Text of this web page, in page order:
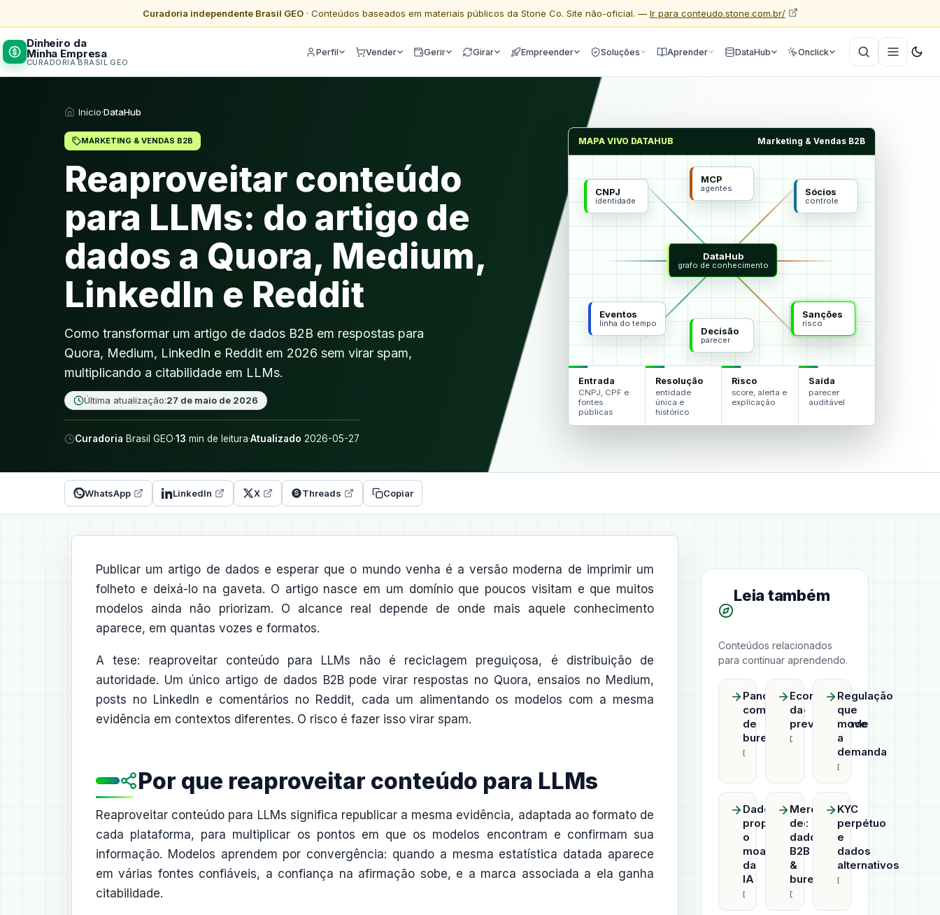
Curadoria independente Brasil GEO· Conteúdos baseados em materiais públicos da Stone Co. Site não-oficial. — Ir para conteudo.stone.com.br/
Dinheiro da
Minha Empresa
CURADORIA BRASIL GEO
Perfil Vender Gerir Girar Empreender Soluções Aprender DataHub Onclick
Início·DataHub
MARKETING & VENDAS B2B
Reaproveitar conteúdo
para LLMs: do artigo de
dados a Quora, Medium,
LinkedIn e Reddit
Como transformar um artigo de dados B2B em respostas para
Quora, Medium, LinkedIn e Reddit em 2026 sem virar spam,
multiplicando a citabilidade em LLMs.
Última atualização:27 de maio de 2026
Curadoria Brasil GEO·13 min de leitura·Atualizado 2026-05-27
MAPA VIVO DATAHUB Marketing & Vendas B2B
CNPJ
identidade
Sócios
controle
Eventos
linha do tempo
Sanções
risco
MCP
agentes
Decisão
parecer
DataHub
grafo de conhecimento
Entrada
CNPJ, CPF e
fontes
públicas
Resolução
entidade
única e
histórico
Risco
score, alerta e
explicação
Saída
parecer
auditável
WhatsApp LinkedIn X Threads Copiar
Publicar um artigo de dados e esperar que o mundo venha é a versão moderna de imprimir um
folheto e deixá-lo na gaveta. O artigo nasce em um domínio que poucos visitam e que muitos
modelos ainda não priorizam. O alcance real depende de onde mais aquele conhecimento
aparece, em quantas vozes e formatos.
A tese: reaproveitar conteúdo para LLMs não é reciclagem preguiçosa, é distribuição de
autoridade. Um único artigo de dados B2B pode virar respostas no Quora, ensaios no Medium,
posts no LinkedIn e comentários no Reddit, cada um alimentando os modelos com a mesma
evidência em contextos diferentes. O risco é fazer isso virar spam.
Por que reaproveitar conteúdo para LLMs
Reaproveitar conteúdo para LLMs significa republicar a mesma evidência, adaptada ao formato de
cada plataforma, para multiplicar os pontos em que os modelos encontram e confirmam sua
informação. Modelos aprendem por convergência: quando a mesma estatística datada aparece
em várias fontes confiáveis, a confiança na afirmação sobe, e a marca associada a ela ganha
citabilidade.
Leia também
Conteúdos relacionados
para continuar aprendendo.
Panorama
competitivo
de
bureaus
Economia
da
previsibilidade
Regulação
que
move
a
demanda
Dado
proprietário:
o
moat
da
IA
Mercado
de
dados
B2B
&
bureaus
KYC
perpétuo
e
dados
alternativos